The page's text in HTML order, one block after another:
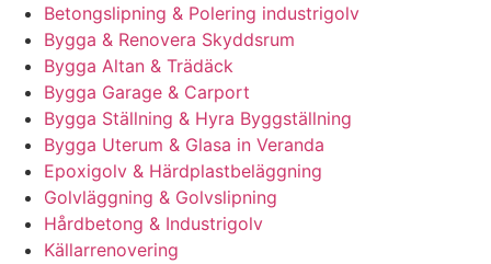
Betongslipning & Polering industrigolv
Bygga & Renovera Skyddsrum
Bygga Altan & Trädäck
Bygga Garage & Carport
Bygga Ställning & Hyra Byggställning
Bygga Uterum & Glasa in Veranda
Epoxigolv & Härdplastbeläggning
Golvläggning & Golvslipning
Hårdbetong & Industrigolv
Källarrenovering